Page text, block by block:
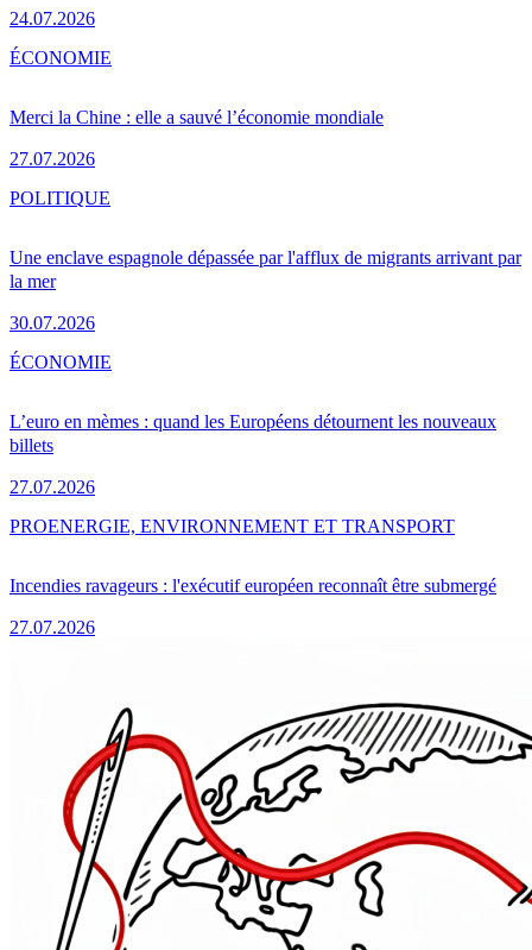
24.07.2026
Merci la Chine : elle a sauvé l’économie mondiale
27.07.2026
ÉCONOMIE
Une enclave espagnole dépassée par l'afflux de migrants arrivant par
la mer
30.07.2026
POLITIQUE
L’euro en mèmes : quand les Européens détournent les nouveaux
billets
27.07.2026
ÉCONOMIE
Incendies ravageurs : l'exécutif européen reconnaît être submergé
27.07.2026
PROENERGIE, ENVIRONNEMENT ET TRANSPORT